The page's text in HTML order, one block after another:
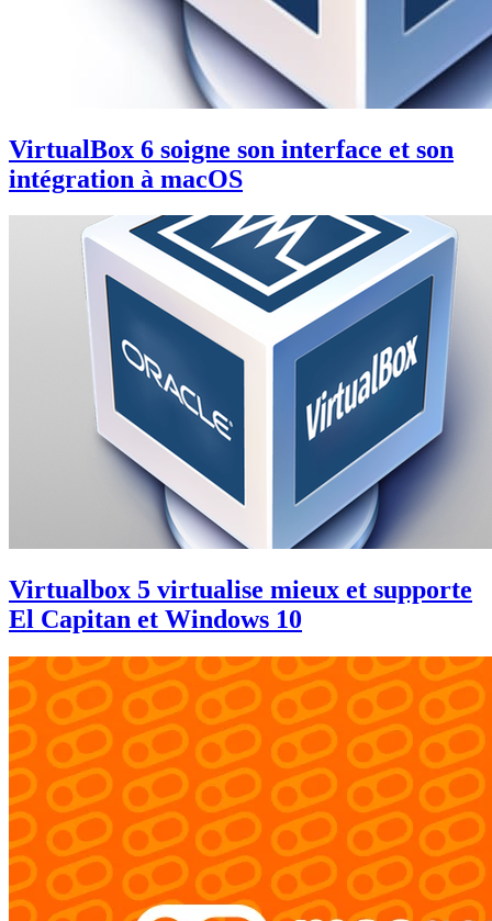
VirtualBox 6 soigne son interface et son
intégration à macOS
Virtualbox 5 virtualise mieux et supporte
El Capitan et Windows 10